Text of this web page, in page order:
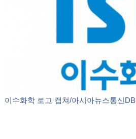
이수화학 로고 캡쳐/아시아뉴스통신DB